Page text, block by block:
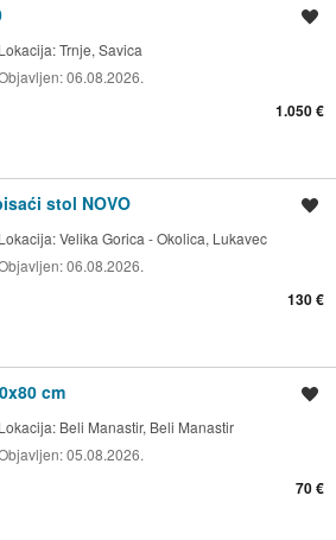
Lokacija:Trnje, Savica
06.08.2026.
1.050 €
stol NOVO
Lokacija:Velika Gorica - Okolica, Lukavec
06.08.2026.
130 €
cm
Lokacija: Beli Manastir, Beli Manastir
05.08.2026.
70 €